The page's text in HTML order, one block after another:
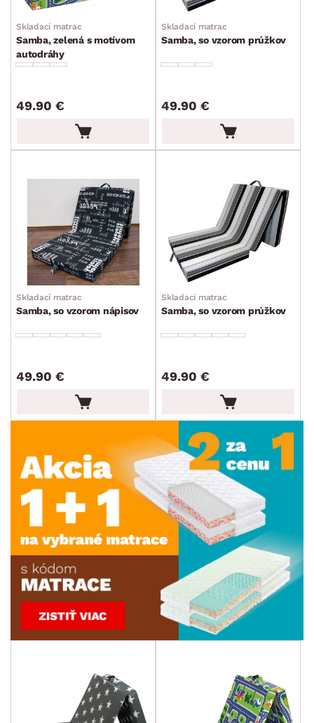
Skladací matrac
Samba, zelená s motívom
autodráhy
49.90 €
Skladací matrac
Samba, so vzorom prúžkov
49.90 €
Skladací matrac
Samba, so vzorom nápisov
49.90 €
Skladací matrac
Samba, so vzorom prúžkov
49.90 €